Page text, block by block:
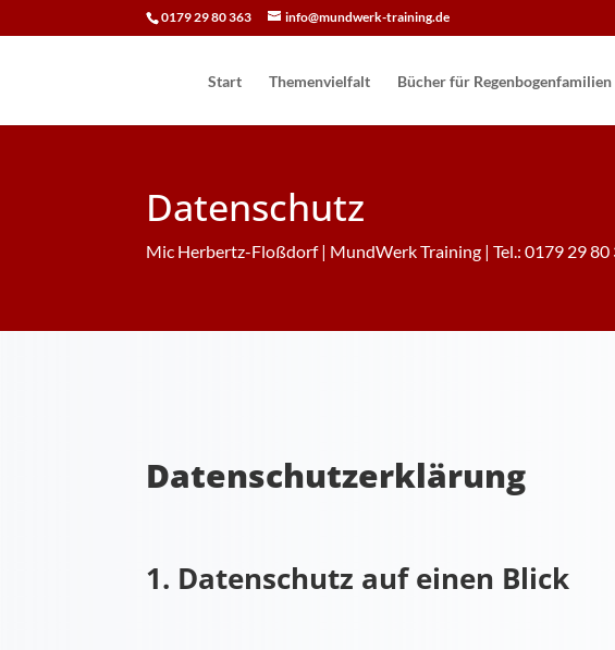
0179 29 80 363 info@mundwerk-training.de
Start Themenvielfalt Bücher für Regen­bogen­familien
Datenschutz
Mic Herbertz-Floßdorf | MundWerk Training | Tel.: 0179 29
Datenschutzerklärung
1. Datenschutz auf einen Blick